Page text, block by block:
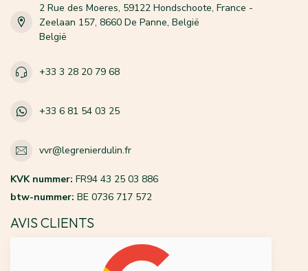
2 Rue des Moeres, 59122 Hondschoote, France -
Zeelaan 157, 8660 De Panne, België
België
+33 3 28 20 79 68
+33 6 81 54 03 25
vvr@legrenierdulin.fr
KVK nummer: FR94 43 25 03 886
btw-nummer: BE 0736 717 572
AVIS CLIENTS